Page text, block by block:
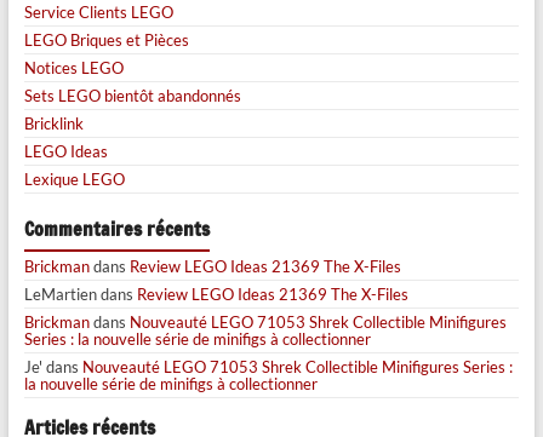
Service Clients LEGO
LEGO Briques et Pièces
Notices LEGO
Sets LEGO bientôt abandonnés
Bricklink
LEGO Ideas
Lexique LEGO
Commentaires récents
Brickmandans Review LEGO Ideas 21369 The X-Files
LeMartiendans Review LEGO Ideas 21369 The X-Files
Brickmandans Nouveauté LEGO 71053 Shrek Collectible Minifigures
Series : la nouvelle série de minifigs à collectionner
Je' dans Nouveauté LEGO 71053 Shrek Collectible Minifigures Series :
la nouvelle série de minifigs à collectionner
Articles récents